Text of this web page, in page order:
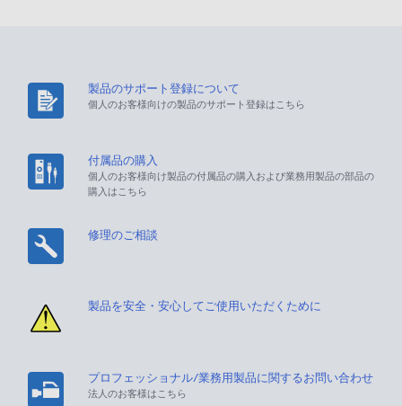
製品のサポート登録について
個人のお客様向けの製品のサポート登録はこちら
付属品の購入
個人のお客様向け製品の付属品の購入および業務用製品の部品の
購入はこちら
修理のご相談
製品を安全・安心してご使用いただくために
プロフェッショナル/業務用製品に関するお問い合わせ
法人のお客様はこちら